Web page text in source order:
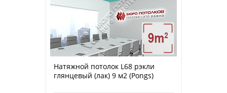
Натяжной потолок L68 рэкли
глянцевый (лак) 9 м2 (Pongs)